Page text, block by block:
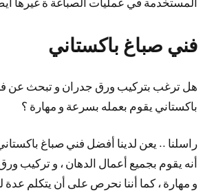
فني صباغ باكستاني
هل ترغب بتركيب ورق جدران و تبحث عن
باكستاني يقوم بعمله بسرعة و مهارة ؟
راسلنا .. يعن لدينا أفضل فني صباغ
أنه يقوم بجميع أعمال الدهان ، و تركيب
و مهارة ، كما أننا نحرص على أن يتكلم